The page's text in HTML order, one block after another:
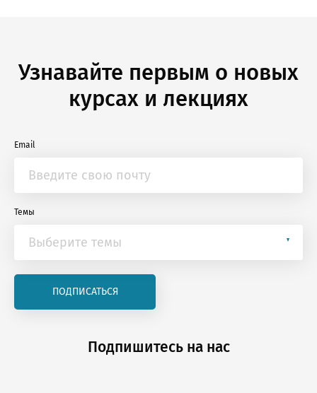
Узнавайте первым о новых
курсах и лекциях
Email
Темы
Банкротство и СО
Корпоративное право
Поэтажная собственность
Обязательственное право
Вещное право
Юридический английский
Общие вопросы
Антимагистратура
ПОДПИСАТЬСЯ
Подпишитесь на нас